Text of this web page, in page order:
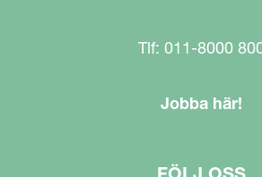
Tlf: 011-8000
Jobba här!